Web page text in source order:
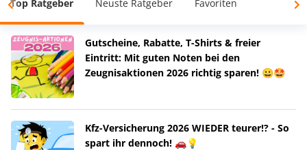
Top Ratgeber Neuste Ratgeber Favoriten
Gutscheine, Rabatte, T-Shirts & freier
Eintritt: Mit guten Noten bei den
Zeugnisaktionen 2026 richtig sparen! 😀🤩
Kfz-Versicherung 2026 WIEDER teurer!? - So
spart ihr dennoch! 🚗💡